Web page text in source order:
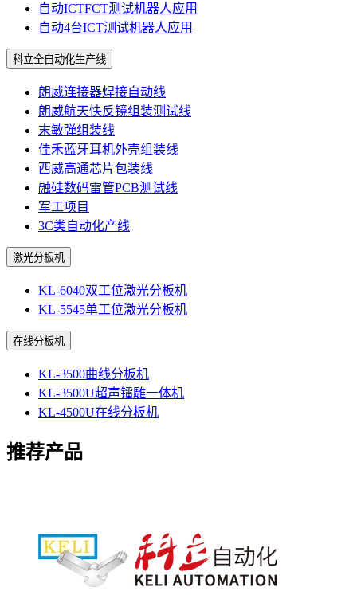
自动ICTFCT测试机器人应用
自动4台ICT测试机器人应用
科立全自动化生产线
朗威连接器焊接自动线
朗威航天快反镜组装测试线
末敏弹组装线
佳禾蓝牙耳机外壳组装线
西威高通芯片包装线
融硅数码雷管PCB测试线
军工项目
3C类自动化产线
激光分板机
KL-6040双工位激光分板机
KL-5545单工位激光分板机
在线分板机
KL-3500曲线分板机
KL-3500U超声镭雕一体机
KL-4500U在线分板机
推荐产品